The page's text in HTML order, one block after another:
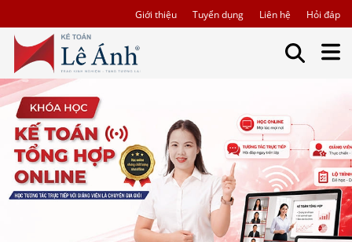
Giới thiệu Tuyển dụng Liên hệ Hỏi đáp